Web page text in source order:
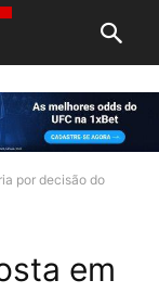
por decisão do
em